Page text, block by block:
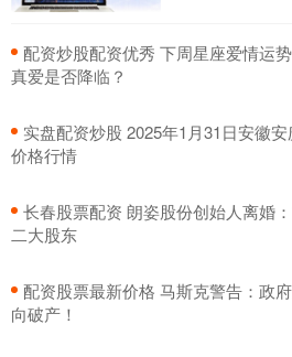
配资炒股配资优秀 下周星座爱情运
真爱是否降临？
实盘配资炒股 2025年1月31日安徽
价格行情
长春股票配资 朗姿股份创始人离婚
二大股东
配资股票最新价格 马斯克警告：政
向破产！